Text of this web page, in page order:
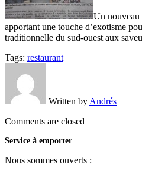
Un nouveau
apportant une touche d’exotisme
traditionnelle du sud-ouest aux
Tags: restaurant
Written by Andrés
Comments are closed
Service à emporter
Nous sommes ouverts :